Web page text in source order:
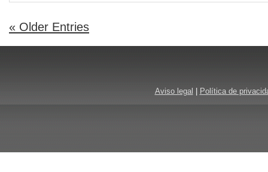
« Older Entries
Aviso legal | Política de